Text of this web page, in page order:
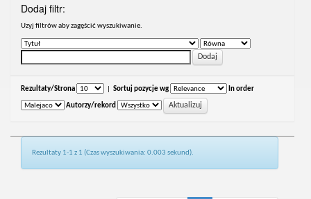
Dodaj filtr:
Uzyj filtrów aby zagęścić wyszukiwanie.
Rezultaty/Strona Sortuj pozycje wg In order
Autorzy/rekord
Rezultaty 1-1 z 1 (Czas wyszukiwania: 0.003 sekund).